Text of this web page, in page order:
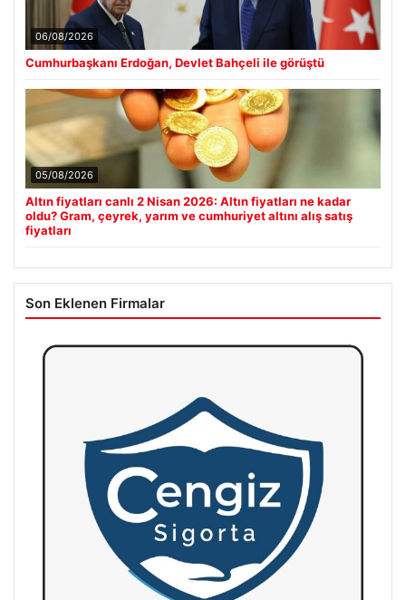
06/08/2026
Cumhurbaşkanı Erdoğan, Devlet Bahçeli ile görüştü
05/08/2026
Altın fiyatları canlı 2 Nisan 2026: Altın fiyatları ne kadar
oldu? Gram, çeyrek, yarım ve cumhuriyet altını alış satış
fiyatları
Son Eklenen Firmalar